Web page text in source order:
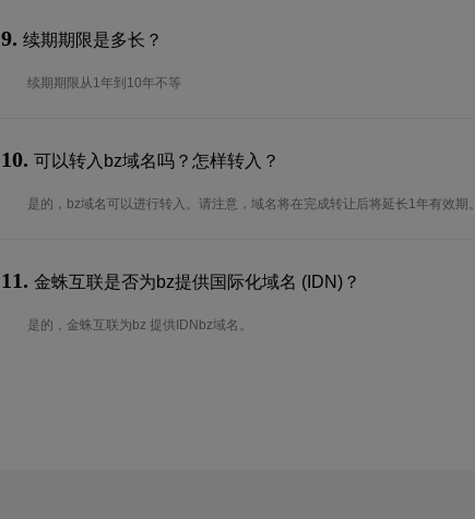
9. 续期期限是多长？
续期期限从1年到10年不等
10. 可以转入bz域名吗？怎样转入？
是的，bz域名可以进行转入。请注意，域名将在完成转让后将延长1年有效期。
11. 金蛛互联是否为bz提供国际化域名 (IDN)？
是的，金蛛互联为bz 提供IDNbz域名。